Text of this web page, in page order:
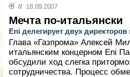
// 18.09.2007
Мечта по-итальянски
Eni делегирует двух
Глава «Газпрома» Алексей
итальянским концерном Eni
обсудили ход слегка
сотрудничества. Процесс